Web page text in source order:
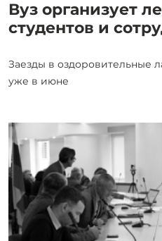
Вуз организует
студентов и
Заезды в оздоровительные
уже в июне